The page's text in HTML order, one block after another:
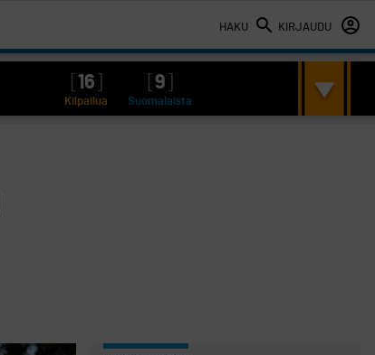
HAKU KIRJAUDU
16 9
Kilpailua Suomalaista